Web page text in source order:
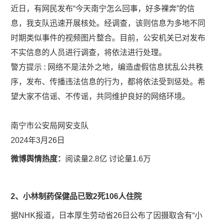
近日，有网民发布“今天南宁怎么回事，好多裸奔”的信
息，我支队迅速开展核处。经调查，该则信息为多地不同
时期类似事件的视频图片整合。目前，公安机关已对发布
不实信息的人员进行调查，将依法进行处理。
警方提示 : 网络不是法外之地，编造虚假信息扰乱公共秩
序，发布、传播违法信息的行为，都将依法受到惩处。希
望大家不信谣、不传谣，共同维护良好的网络环境。
南宁市公安局网安支队
2024年3月26日
微博舆情热度： 阅读量2.8亿 讨论量1.6万
2、小林制药保健品已致2死106人住院
据NHK报道，日本厚生劳动省26日公布了因摄取含有“小